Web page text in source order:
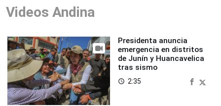
Videos Andina
Presidenta anuncia
emergencia en distritos
de Junín y Huancavelica
tras sismo
access_time 2:35